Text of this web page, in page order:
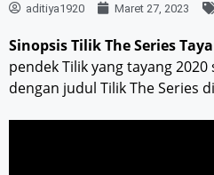
aditiya1920 Maret 27, 2023
Sinopsis Tilik The Series
pendek Tilik yang tayang
dengan judul Tilik The Series